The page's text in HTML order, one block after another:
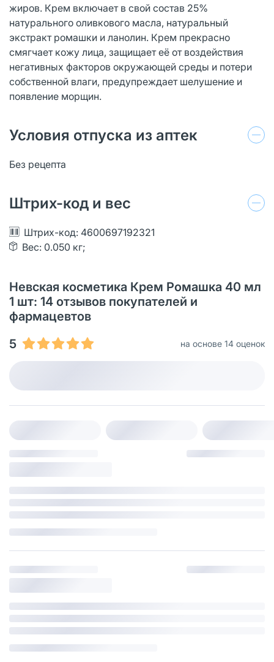
жиров. Крем включает в свой состав 25%
натурального оливкового масла, натуральный
экстракт ромашки и ланолин. Крем прекрасно
смягчает кожу лица, защищает её от воздействия
негативных факторов окружающей среды и потери
собственной влаги, предупреждает шелушение и
появление морщин.
Условия отпуска из аптек
Без рецепта
Штрих-код и вес
Штрих-код: 4600697192321
Вес: 0.050 кг;
Невская косметика Крем Ромашка 40 мл
1 шт: 14 отзывов покупателей и
фармацевтов
5
на основе 14 оценок